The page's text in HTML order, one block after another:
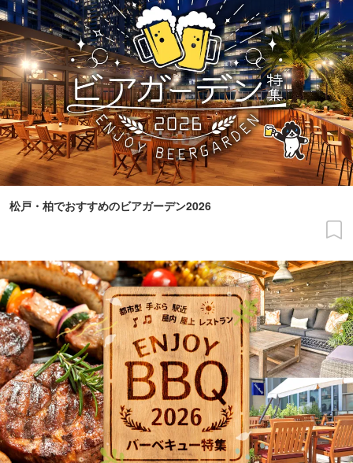
松戸・柏でおすすめのビアガーデン2026